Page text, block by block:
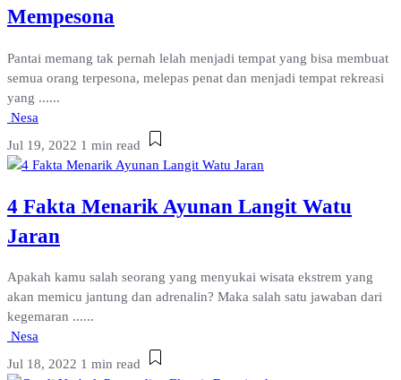
Mempesona
Pantai memang tak pernah lelah menjadi tempat yang bisa membuat
semua orang terpesona, melepas penat dan menjadi tempat rekreasi
yang ......
Nesa
Jul 19, 2022 1 min read
4 Fakta Menarik Ayunan Langit Watu
Jaran
Apakah kamu salah seorang yang menyukai wisata ekstrem yang
akan memicu jantung dan adrenalin? Maka salah satu jawaban dari
kegemaran ......
Nesa
Jul 18, 2022 1 min read